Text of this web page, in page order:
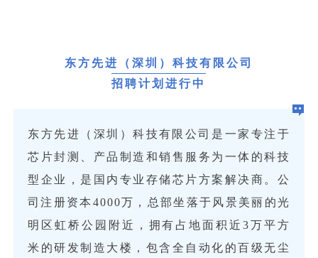
东方先进（深圳）科技有限公司
招聘计划进行中
东方先进（深圳）科技有限公司‌是一家专注于
芯片封测、产品制造和销售服务为一体的科技
型企业，是国内专业存储芯片方案解决商。公
司注册资本4000万，总部坐落于风景美丽的光
明区虹桥公园附近，拥有占地面积近3万平方
米的研发制造大楼，包含全自动化的百级无尘